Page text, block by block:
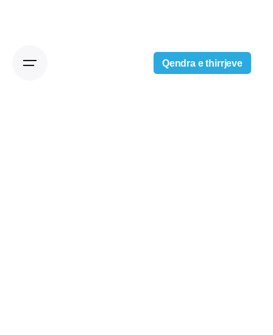
Qendra e thirrjeve